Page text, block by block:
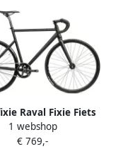
Raval Fixie Fiets
Black Premium
1 webshop
€ 769,-